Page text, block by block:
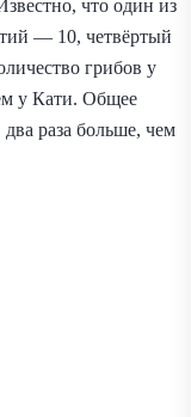
что один из
— 10, четвёртый
грибов у
у Кати. Общее
раза больше, чем